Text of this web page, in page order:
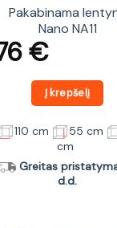
Pakabinama
Nano NA11
€
Į krepšelį
110 cm 55 cm
cm
Greitas
d.d.